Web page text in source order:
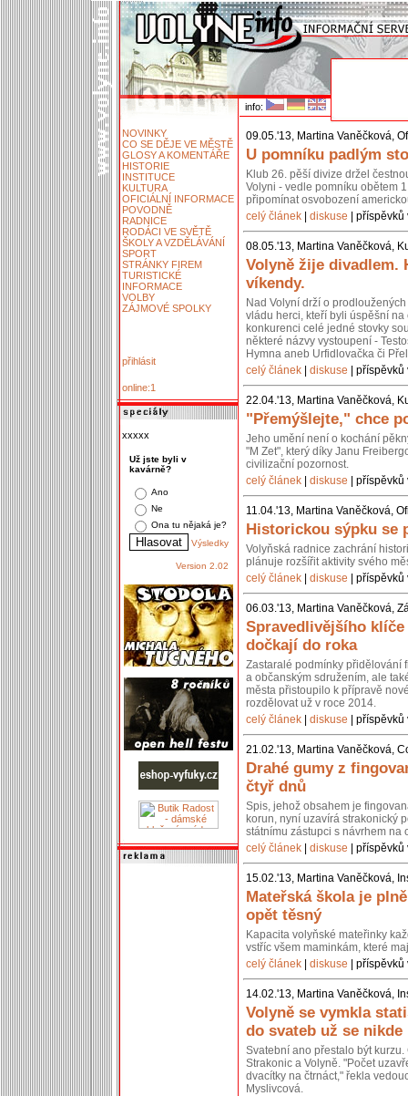
info:
NOVINKY
CO SE DĚJE VE MĚSTĚ
GLOSY A KOMENTÁŘE
HISTORIE
INSTITUCE
KULTURA
OFICIÁLNÍ INFORMACE
POVODNĚ
RADNICE
RODÁCI VE SVĚTĚ
ŠKOLY A VZDĚLÁVÁNÍ
SPORT
STRÁNKY FIREM
TURISTICKÉ
INFORMACE
VOLBY
ZÁJMOVÉ SPOLKY
přihlásit
online:1
xxxxx
Už jste byli v
kavárně?
Ano
Ne
Ona tu nějaká je?
Výsledky
Version 2.02
09.05.'13, Martina Vaněčková,
U pomníku padlým
Klub 26. pěší divize držel
Volyni - vedle pomníku obětem
připomínat osvobození
celý článek
diskuse |
08.05.'13, Martina Vaněčková,
Volyně žije divadlem.
víkendy.
Nad Volyní drží o
vládu herci, kteří byli úspěšní
konkurenci celé jedné stovky
některé názvy vystoupení -
Hymna aneb Urfidlovačka či
celý článek
diskuse |
22.04.'13, Martina Vaněčková,
"Přemýšlejte," chce
Jeho umění není o kochání
"M Zet", který díky Janu
civilizační pozornost.
celý článek
diskuse |
11.04.'13, Martina Vaněčková,
Historickou sýpku se
Volyňská radnice zachrání
plánuje rozšířit aktivity svého
celý článek
diskuse |
06.03.'13, Martina Vaněčková,
Spravedlivějšího
dočkají do roka
Zastaralé podmínky přidělování
a občanským sdružením, ale
města přistoupilo k přípravě
rozdělovat už v roce 2014.
celý článek
diskuse |
21.02.'13, Martina Vaněčková,
Drahé gumy z
čtyř dnů
Spis, jehož obsahem je
korun, nyní uzavírá strakonický
státnímu zástupci s návrhem na
celý článek
diskuse |
15.02.'13, Martina Vaněčková,
Mateřská škola je
opět těsný
Kapacita volyňské mateřinky
vstříc všem maminkám, které
celý článek
diskuse |
14.02.'13, Martina Vaněčková,
Volyně se vymkla
do svateb už se nikde
Svatební ano přestalo být
Strakonic a Volyně. "Počet
dvacítky na čtrnáct," řekla
Myslivcová.